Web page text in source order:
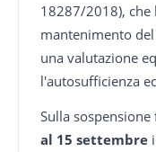
18287/2018),
mantenimento
una valutazione
l'autosufficienza
Sulla
al 15 settembre